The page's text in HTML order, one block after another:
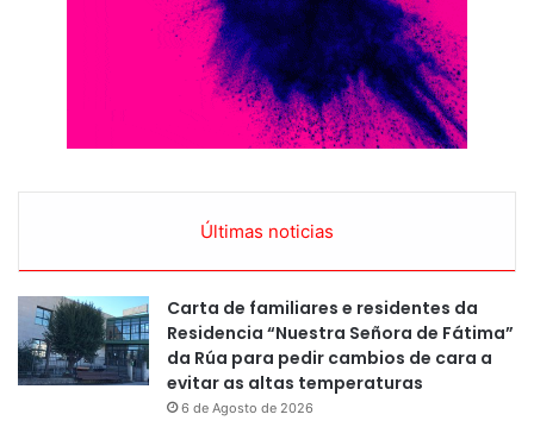
Últimas noticias
Carta de familiares e residentes da
Residencia “Nuestra Señora de Fátima”
da Rúa para pedir cambios de cara a
evitar as altas temperaturas
6 de Agosto de 2026